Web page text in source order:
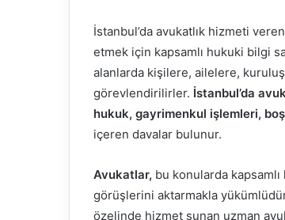
İstanbul’da avukatlık hizmeti
etmek için kapsamlı hukuki bilgi
alanlarda kişilere, ailelere,
görevlendirilirler. İstanbul’da
hukuk, gayrimenkul işlemleri,
içeren davalar bulunur.
Avukatlar, bu konularda
görüşlerini aktarmakla
özelinde hizmet sunan uzman